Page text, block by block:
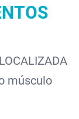
músculo